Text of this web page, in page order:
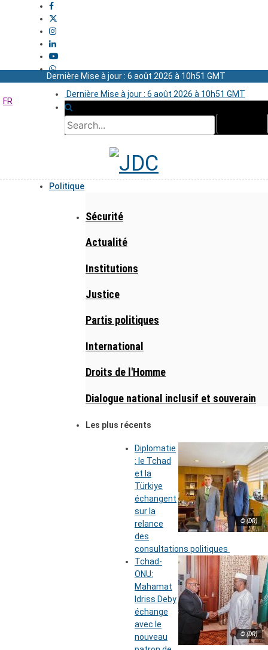
Dernière Mise à jour : 6 août 2026 à 10h51 GMT
Dernière Mise à jour : 6 août 2026 à 10h51 GMT
FR
Politique
Sécurité
Actualité
Institutions
Justice
Partis politiques
International
Droits de l'Homme
Dialogue national inclusif et souverain
Les plus récents
© (DR)
Diplomatie
: le Tchad
et la
Türkiye
échangent
sur la
relance
des
consultations politiques
© (DR)
Tchad-
ONU:
Mahamat
Idriss Deby
échange
avec le
nouveau